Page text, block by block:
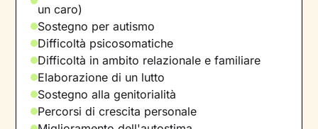
un caro)
Sostegno per autismo
Difficoltà psicosomatiche
Difficoltà in ambito relazionale e familiare
Elaborazione di un lutto
Sostegno alla genitorialità
Percorsi di crescita personale